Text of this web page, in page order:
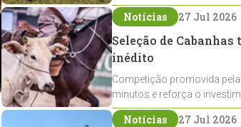
expansão na pecuária
Notícias 27 Jul 2026
Seleção de
inédito
Competição promovida
minutos e reforça o
Crioulos voltados ao laço
Notícias 27 Jul 2026